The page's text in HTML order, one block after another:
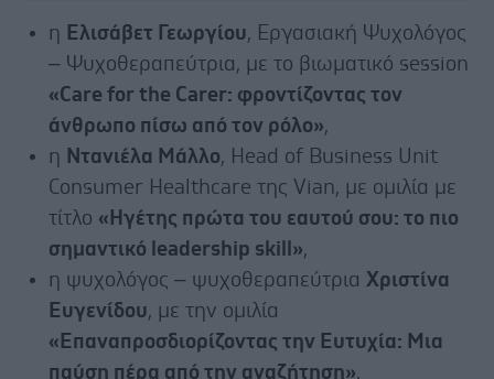
η Ελισάβετ Γεωργίου, Εργασιακή Ψυχολόγος
– Ψυχοθεραπεύτρια, με το βιωματικό session
«Care for the Carer: φροντίζοντας τον
άνθρωπο πίσω από τον ρόλο»,
η Ντανιέλα Μάλλο, Head of Business Unit
Consumer Healthcare της Vian, με ομιλία με
τίτλο «Ηγέτης πρώτα του εαυτού σου: το πιο
σημαντικό leadership skill»,
η ψυχολόγος – ψυχοθεραπεύτρια Χριστίνα
Ευγενίδου, με την ομιλία
«Επαναπροσδιορίζοντας την Ευτυχία: Μια
παύση πέρα από την αναζήτηση»,